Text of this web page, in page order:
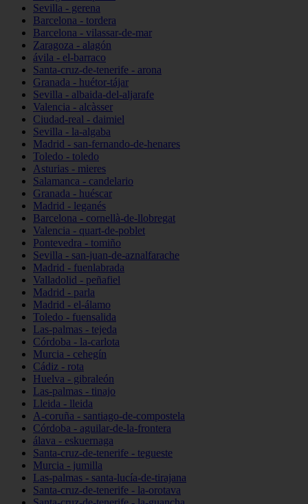
Sevilla - gerena
Barcelona - tordera
Barcelona - vilassar-de-mar
Zaragoza - alagón
ávila - el-barraco
Santa-cruz-de-tenerife - arona
Granada - huétor-tájar
Sevilla - albaida-del-aljarafe
Valencia - alcàsser
Ciudad-real - daimiel
Sevilla - la-algaba
Madrid - san-fernando-de-henares
Toledo - toledo
Asturias - mieres
Salamanca - candelario
Granada - huéscar
Madrid - leganés
Barcelona - cornellà-de-llobregat
Valencia - quart-de-poblet
Pontevedra - tomiño
Sevilla - san-juan-de-aznalfarache
Madrid - fuenlabrada
Valladolid - peñafiel
Madrid - parla
Madrid - el-álamo
Toledo - fuensalida
Las-palmas - tejeda
Córdoba - la-carlota
Murcia - cehegín
Cádiz - rota
Huelva - gibraleón
Las-palmas - tinajo
Lleida - lleida
A-coruña - santiago-de-compostela
Córdoba - aguilar-de-la-frontera
álava - eskuernaga
Santa-cruz-de-tenerife - tegueste
Murcia - jumilla
Las-palmas - santa-lucía-de-tirajana
Santa-cruz-de-tenerife - la-orotava